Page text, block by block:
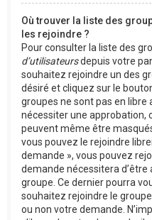
Où trouver la liste des
les rejoindre ?
Pour consulter la liste des
d’utilisateursdepuis votre
souhaitez rejoindre un des
désiré et cliquez sur le
groupes ne sont pas en libre
nécessiter une approbation,
peuvent même être
vous pouvez le rejoindre
demande », vous pouvez
demande nécessitera
groupe. Ce dernier pourra
souhaitez rejoindre le
ou non votre demande.